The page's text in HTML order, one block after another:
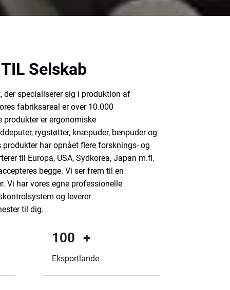
Selskab
der specialiserer sig i produktion af
fabriksareal er over 10.000
produkter er ergonomiske
rygstøtter, knæpuder, benpuder og
produkter har opnået flere forsknings- og
til Europa, USA, Sydkorea, Japan m.fl.
begge. Vi ser frem til en
Vi har vores egne professionelle
og leverer
til dig.
100 +
Eksportlande